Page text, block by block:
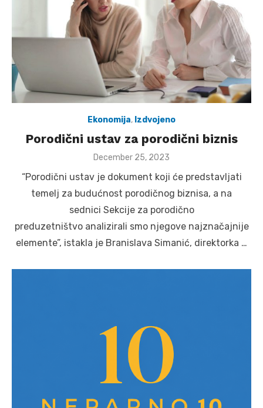
Ekonomija, Izdvojeno
Porodični ustav za porodični biznis
Posted
December 25, 2023
“Porodični ustav je dokument koji će predstavljati
temelj za budućnost porodičnog biznisa, a na
sednici Sekcije za porodično
preduzetništvo analizirali smo njegove najznačajnije
elemente”, istakla je Branislava Simanić, direktorka …